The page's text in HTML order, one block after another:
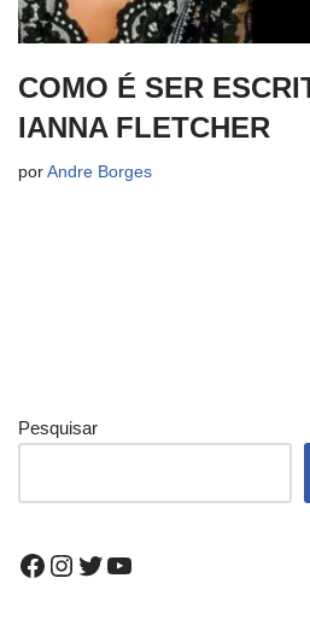
COMO É SER
IANNA FLETCHER
por Andre Borges
Pesquisar